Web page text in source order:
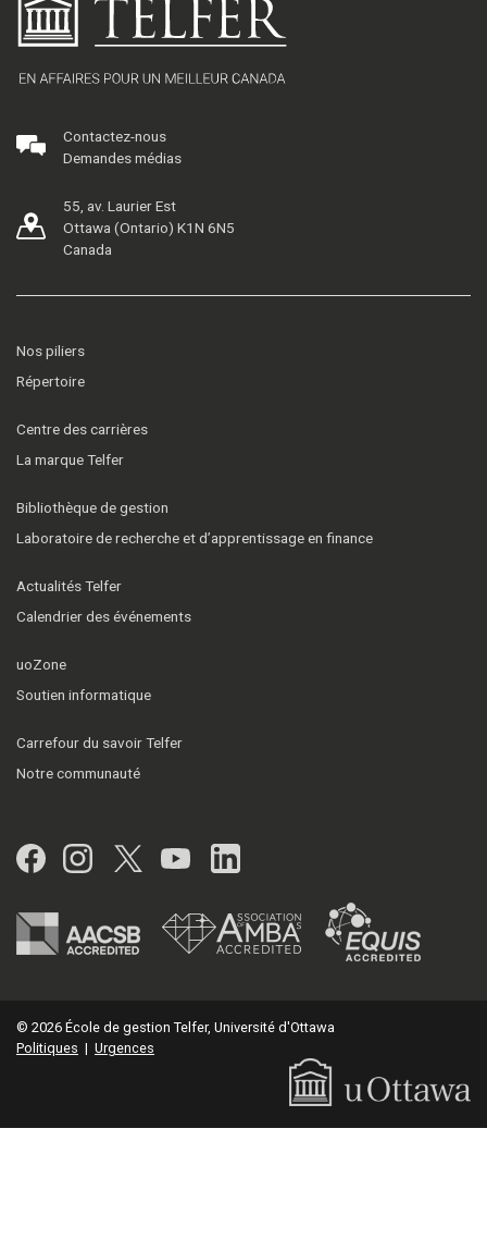
Contactez-nous
Demandes médias
55, av. Laurier Est
Ottawa (Ontario) K1N 6N5
Canada
Nos piliers
Répertoire
Centre des carrières
La marque Telfer
Bibliothèque de gestion
Laboratoire de recherche et d’apprentissage en finance
Actualités Telfer
Calendrier des événements
uoZone
Soutien informatique
Carrefour du savoir Telfer
Notre communauté
Facebook
Instagram
Twitter
YouTubeLinkedIn
© 2026 École de gestion Telfer, Université d'Ottawa
Politiques | Urgences